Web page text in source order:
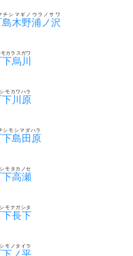
木野浦ノ沢
チシマギノウラノサワ
烏川
カラスガワ
川原
モカワハラ
島田原
シモシマダハラ
高瀬
モタカノセ
長下
モナガシタ
ノ平
モノタイラ